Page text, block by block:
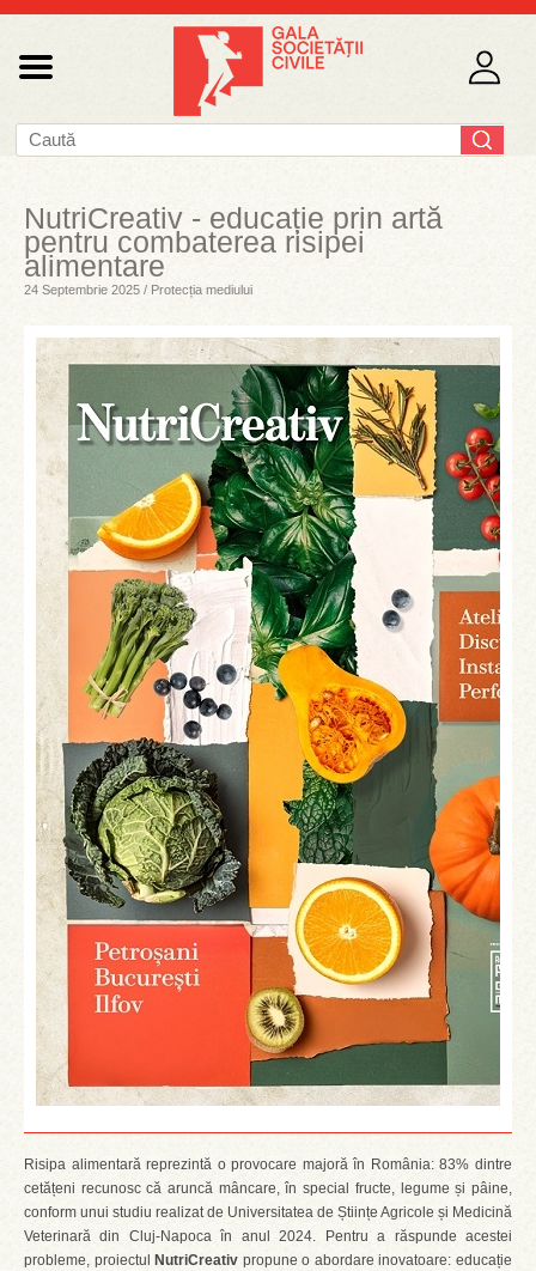
NutriCreativ - educație prin artă
pentru combaterea risipei
alimentare
24 Septembrie 2025 / Protecția mediului
Risipa alimentară reprezintă o provocare majoră în România: 83% dintre
cetățeni recunosc că aruncă mâncare, în special fructe, legume și pâine,
conform unui studiu realizat de Universitatea de Științe Agricole și Medicină
Veterinară din Cluj-Napoca în anul 2024. Pentru a răspunde acestei
probleme, proiectul
NutriCreativ propune o abordare inovatoare: educație